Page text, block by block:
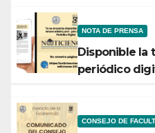
NOTA DE PRENSA
Disponible la
periódico
CONSEJO DE